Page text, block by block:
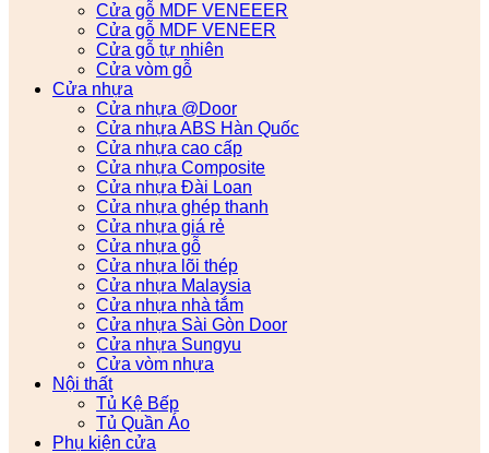
Cửa gỗ MDF VENEEER
Cửa gỗ MDF VENEER
Cửa gỗ tự nhiên
Cửa vòm gỗ
Cửa nhựa
Cửa nhựa @Door
Cửa nhựa ABS Hàn Quốc
Cửa nhựa cao cấp
Cửa nhựa Composite
Cửa nhựa Đài Loan
Cửa nhựa ghép thanh
Cửa nhựa giá rẻ
Cửa nhựa gỗ
Cửa nhựa lõi thép
Cửa nhựa Malaysia
Cửa nhựa nhà tắm
Cửa nhựa Sài Gòn Door
Cửa nhựa Sungyu
Cửa vòm nhựa
Nội thất
Tủ Kệ Bếp
Tủ Quần Áo
Phụ kiện cửa